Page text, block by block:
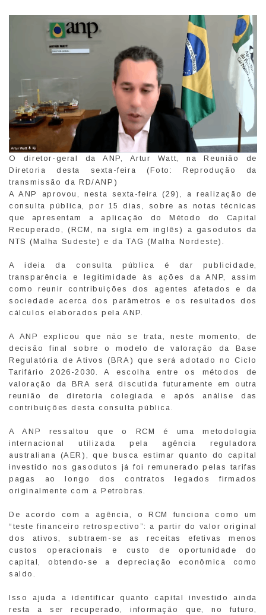
O diretor-geral da ANP, Artur Watt, na Reunião de
Diretoria desta sexta-feira (Foto: Reprodução da
transmissão da RD/ANP)
A ANP aprovou, nesta sexta-feira (29), a realização de
consulta pública, por 15 dias, sobre as notas técnicas
que apresentam a aplicação do Método do Capital
Recuperado, (RCM, na sigla em inglês) a gasodutos da
NTS (Malha Sudeste) e da TAG (Malha Nordeste).
A ideia da consulta pública é dar publicidade,
transparência e legitimidade às ações da ANP, assim
como reunir contribuições dos agentes afetados e da
sociedade acerca dos parâmetros e os resultados dos
cálculos elaborados pela ANP.
A ANP explicou que não se trata, neste momento, de
decisão final sobre o modelo de valoração da Base
Regulatória de Ativos (BRA) que será adotado no Ciclo
Tarifário 2026-2030. A escolha entre os métodos de
valoração da BRA será discutida futuramente em outra
reunião de diretoria colegiada e após análise das
contribuições desta consulta pública.
A ANP ressaltou que o RCM é uma metodologia
internacional utilizada pela agência reguladora
australiana (AER), que busca estimar quanto do capital
investido nos gasodutos já foi remunerado pelas tarifas
pagas ao longo dos contratos legados firmados
originalmente com a Petrobras.
De acordo com a agência, o RCM funciona como um
“teste financeiro retrospectivo”: a partir do valor original
dos ativos, subtraem-se as receitas efetivas menos
custos operacionais e custo de oportunidade do
capital, obtendo-se a depreciação econômica como
saldo.
Isso ajuda a identificar quanto capital investido ainda
resta a ser recuperado, informação que, no futuro,